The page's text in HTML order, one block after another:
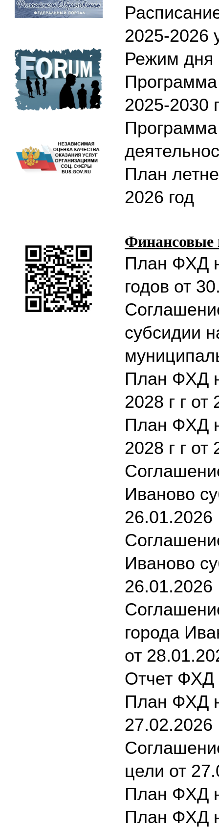
2025-2026
Режим дня
2025-2030
План
2026 год
Финансовые
План ФХД
годов от
субсидии
План ФХД
2028 г г от
План ФХД
2028 г г от
Иваново
26.01.2026
Иваново
26.01.2026
города
от
Отчет ФХД
План ФХД
27.02.2026
цели от
План ФХД
План ФХД